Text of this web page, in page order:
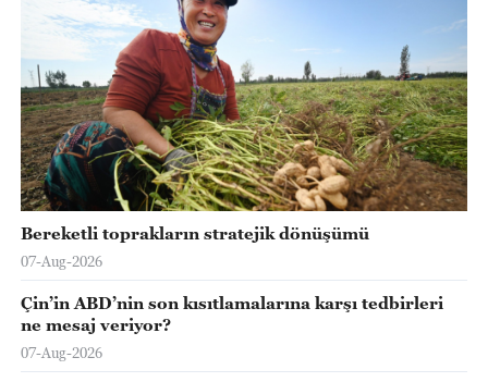
Bereketli toprakların stratejik dönüşümü
07-Aug-2026
Çin’in ABD’nin son kısıtlamalarına karşı tedbirleri
ne mesaj veriyor?
07-Aug-2026